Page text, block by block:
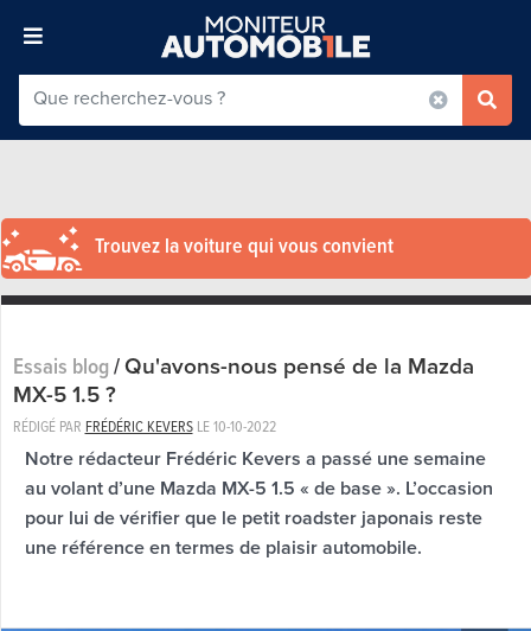
Trouvez la voiture qui vous convient
Essais blog/Qu'avons-nous pensé de la Mazda
MX-5 1.5 ?
RÉDIGÉ PAR FRÉDÉRIC KEVERSLE10-10-2022
Notre rédacteur Frédéric Kevers a passé une semaine
au volant d’une Mazda MX-5 1.5 « de base ». L’occasion
pour lui de vérifier que le petit roadster japonais reste
une référence en termes de plaisir automobile.